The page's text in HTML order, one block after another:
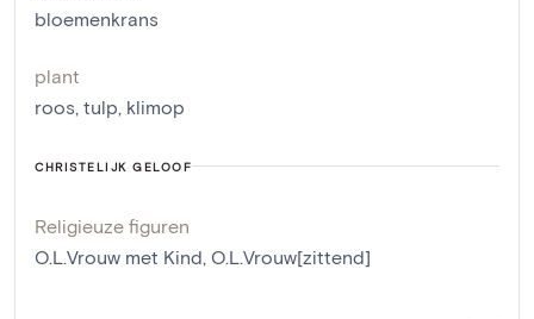
bloemenkrans
plant
roos tulp klimop
CHRISTELIJK GELOOF
Religieuze figuren
O.L.Vrouw met Kind O.L.Vrouw[zittend]